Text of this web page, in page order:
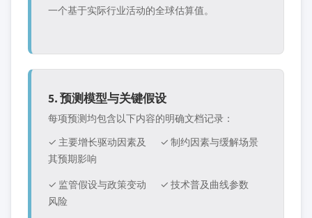
一个基于实际行业活动的全球估算值。
5. 预测模型与关键假设
每项预测均包含以下内容的明确文档记录：
✓ 主要增长驱动因素及
其预期影响
✓ 制约因素与缓解场景
✓ 监管假设与政策变动
风险
✓ 技术普及曲线参数